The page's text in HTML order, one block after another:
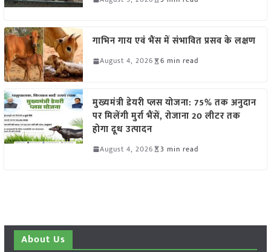
गाभिन गाय एवं भैंस में संभावित प्रसव के लक्षण
August 4, 2026 6 min read
मुख्यमंत्री डेयरी प्लस योजना: 75% तक अनुदान
पर मिलेंगी मुर्रा भैंसें, रोजाना 20 लीटर तक
होगा दूध उत्पादन
August 4, 2026 3 min read
About Us